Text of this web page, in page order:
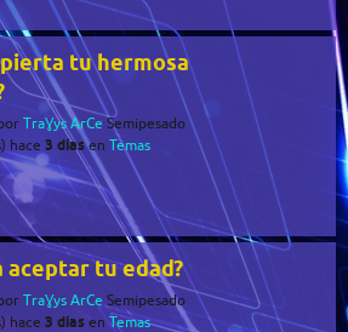
tu hermosa
TraƔys ArCe Semipesado
hace 3 días en Temas
aceptar tu edad?
TraƔys ArCe Semipesado
hace 3 días en Temas